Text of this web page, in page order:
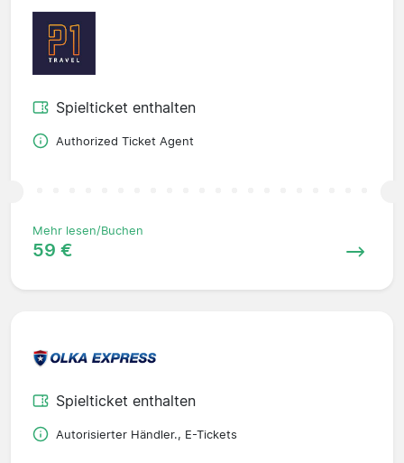
Spielticket enthalten
Authorized Ticket Agent
Mehr lesen/Buchen
59 €
Spielticket enthalten
Autorisierter Händler., E-Tickets